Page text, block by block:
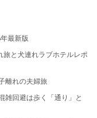
最新版
旅と犬連れラブホテルレポ
離れの夫婦旅
雑回避は歩く「通り」と